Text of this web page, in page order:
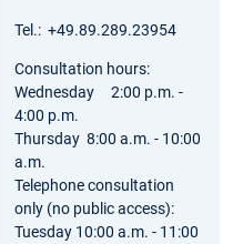
Tel.: +49.89.289.23954
Consultation hours:
Wednesday 2:00 p.m. -
4:00 p.m.
Thursday 8:00 a.m. - 10:00
a.m.
Telephone consultation
only (no public access):
Tuesday 10:00 a.m. - 11:00